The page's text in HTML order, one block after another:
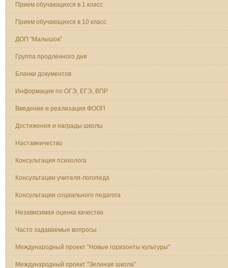
Прием обучающихся в 1 класс
Прием обучающихся в 10 класс
ДОП "Малышок"
Группа продленного дня
Бланки документов
Информация по ОГЭ, ЕГЭ, ВПР
Введение и реализация ФООП
Достижения и награды школы
Наставничество
Консультация психолога
Консультации учителя-логопеда
Консультации социального педагога
Независимая оценка качества
Часто задаваемые вопросы
Международный проект "Новые горизонты культуры"
Международный проект "Зеленая школа"